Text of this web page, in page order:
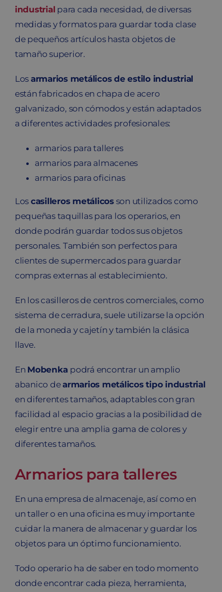
industrial para cada necesidad, de diversas
medidas y formatos para guardar toda clase
de pequeños artículos hasta objetos de
tamaño superior.
Los armarios metálicos de estilo industrial
están fabricados en chapa de acero
galvanizado, son cómodos y están adaptados
a diferentes actividades profesionales:
armarios para talleres
armarios para almacenes
armarios para oficinas
Los casilleros metálicosson utilizados como
pequeñas taquillas para los operarios, en
donde podrán guardar todos sus objetos
personales. También son perfectos para
clientes de supermercados para guardar
compras externas al establecimiento.
En los casilleros de centros comerciales, como
sistema de cerradura, suele utilizarse la opción
de la moneda y cajetín y también la clásica
llave.
En Mobenka podrá encontrar un amplio
abanico dearmarios metálicos tipo industrial
en diferentes tamaños, adaptables con gran
facilidad al espacio gracias a la posibilidad de
elegir entre una amplia gama de colores y
diferentes tamaños.
Armarios para talleres
En una empresa de almacenaje, así como en
un taller o en una oficina es muy importante
cuidar la manera de almacenar y guardar los
objetos para un óptimo funcionamiento.
Todo operario ha de saber en todo momento
donde encontrar cada pieza, herramienta,